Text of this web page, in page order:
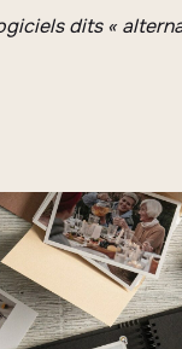
dits «